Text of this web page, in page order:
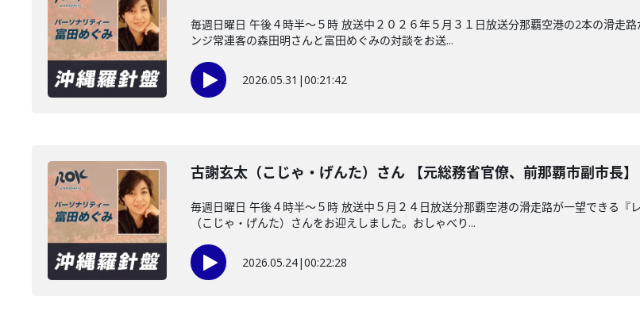
毎週日曜日 午後４時半～５時 放送中２０２６年５月３１日放送分那覇空港の2本の滑走
ンジ常連客の森田明さんと富田めぐみの対談をお送...
2026.05.31 |00:21:42
古謝玄太（こじゃ・げんた）さん 【元総務省官僚、前那覇市副市長】
毎週日曜日 午後４時半～５時 放送中５月２４日放送分那覇空港の滑走路が一望できる
（こじゃ・げんた）さんをお迎えしました。おしゃべり...
2026.05.24|00:22:28